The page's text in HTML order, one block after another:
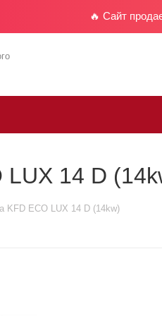
🔥 Сайт
LUX 14 D
KFD ECO LUX 14 D (14kw)